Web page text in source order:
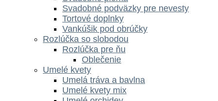
Svadobné podväzky pre nevesty
Tortové doplnky
Vankúšik pod obrúčky
Rozlúčka so slobodou
Rozlúčka pre ňu
Oblečenie
Umelé kvety
Umelá tráva a bavlna
Umelé kvety mix